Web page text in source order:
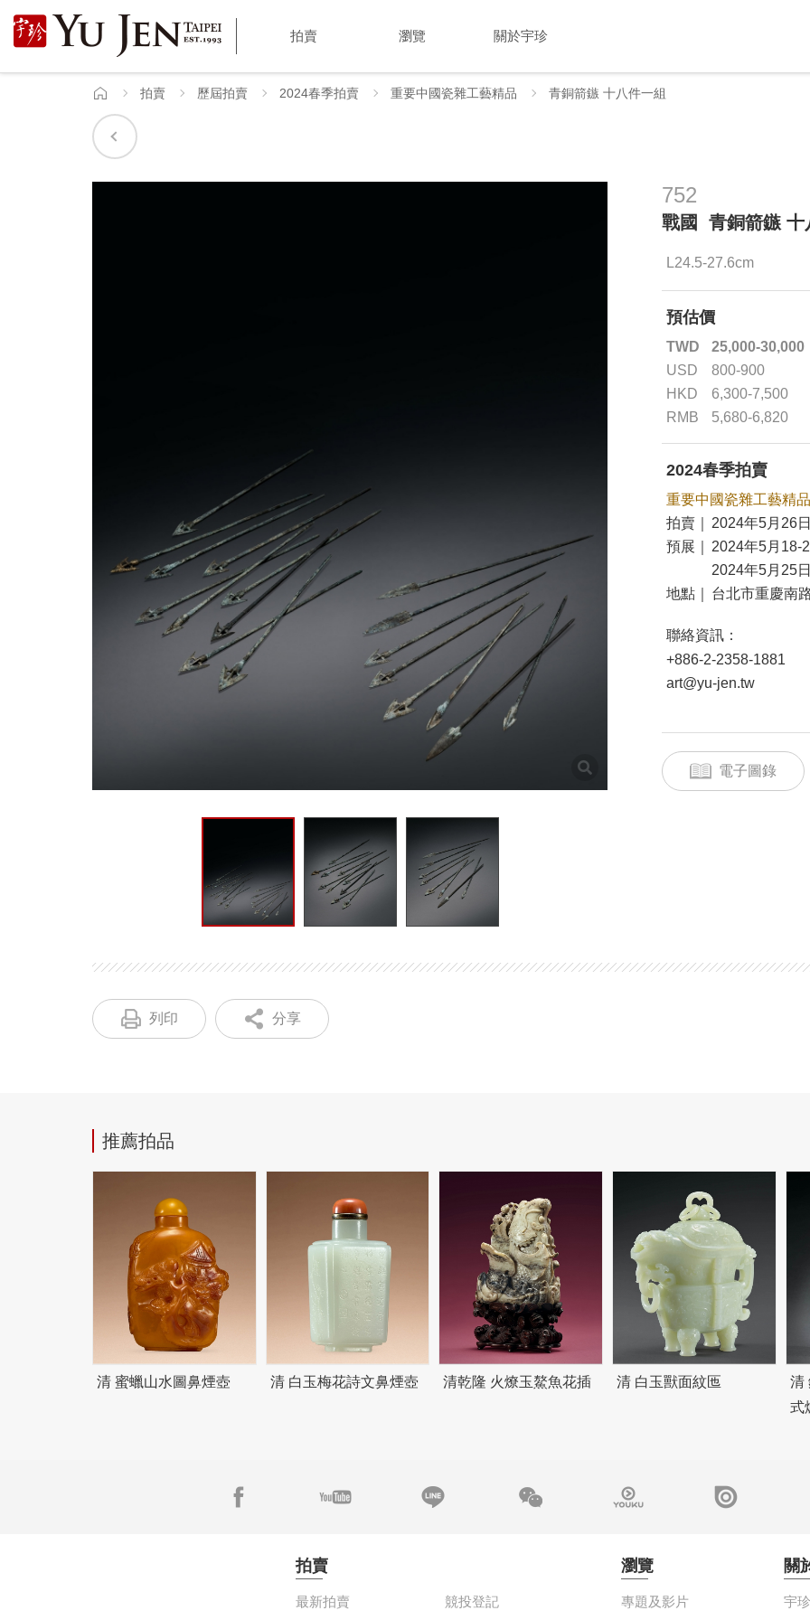
宇
珍
拍賣 瀏覽 關於宇珍
首
頁
拍賣 歷屆拍賣 2024春季拍賣 重要中國瓷雜工藝精品 青銅箭鏃 十八件一組
752
戰國 青銅箭鏃 十
L24.5-27.6cm
預估價
TWD
25,000-30,000
USD
800-900
HKD
6,300-7,500
RMB
5,680-6,820
2024春季拍賣
重要中國瓷雜工藝精品
拍賣｜
2024年5月26
預展｜
2024年5月18-
2024年5月25
地點｜
台北市重慶南
聯絡資訊：
+886-2-2358-1881
art@yu-jen.tw
電子圖錄
列印 分享
推薦拍品
清 蜜蠟山水圖鼻煙壺 清 白玉梅花詩文鼻煙壺 清乾隆 火燎玉鰲魚花插 清 白玉獸面紋匜
清
式
拍賣
最新拍賣 競投登記
瀏覽
專題及影片
關
宇